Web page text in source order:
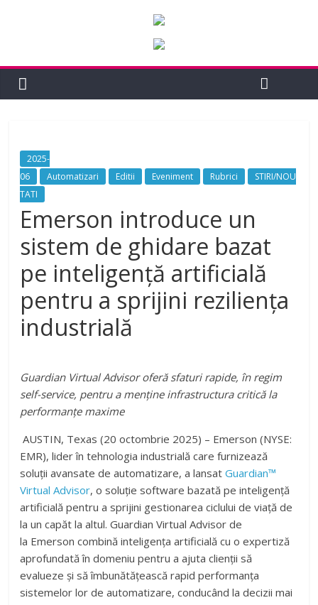
2025-
06
Automatizari Editii Eveniment Rubrici
STIRI/NOU
TATI
Emerson introduce un
sistem de ghidare bazat
pe inteligență artificială
pentru a sprijini reziliența
industrială
Guardian Virtual Advisor oferă sfaturi rapide, în regim
self-service, pentru a menține infrastructura critică la
performanțe maxime
AUSTIN, Texas (20 octombrie 2025) – Emerson (NYSE:
EMR), lider în tehnologia industrială care furnizează
soluții avansate de automatizare, a lansatGuardian™
Virtual Advisor, o soluție software bazată pe inteligență
artificială pentru a sprijini gestionarea ciclului de viață de
la un capăt la altul. Guardian Virtual Advisor de
la Emerson combină inteligența artificială cu o expertiză
aprofundată în domeniu pentru a ajuta clienții să
evalueze și să îmbunătățească rapid performanța
sistemelor lor de automatizare, conducând la decizii mai